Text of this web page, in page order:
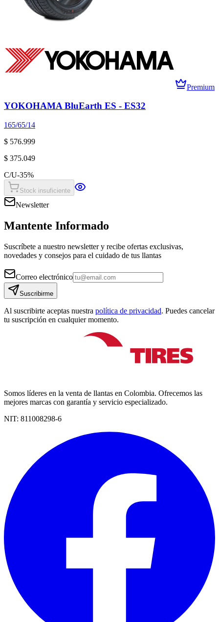
Premium
YOKOHAMA BluEarth ES - ES32
165/65/14
$ 576.999
$ 375.049
C/U-35%
Stock insuficiente
Newsletter
Mantente Informado
Suscríbete a nuestro newsletter y recibe ofertas exclusivas,
novedades y consejos para el cuidado de tus llantas
Correo electrónico
Suscribirme
Al suscribirte aceptas nuestra política de privacidad. Puedes cancelar
tu suscripción en cualquier momento.
Somos líderes en la venta de llantas en Colombia. Ofrecemos las
mejores marcas con garantía y servicio especializado.
NIT: 811008298-6